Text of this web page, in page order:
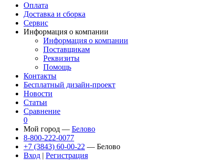
Оплата
Доставка и сборка
Сервис
Информация о компании
Информация о компании
Поставщикам
Реквизиты
Помощь
Контакты
Бесплатный дизайн-проект
Новости
Статьи
Сравнение
0
Мой город — Белово
8-800-222-0077
+7 (3843) 60-00-22 — Белово
Вход | Регистрация